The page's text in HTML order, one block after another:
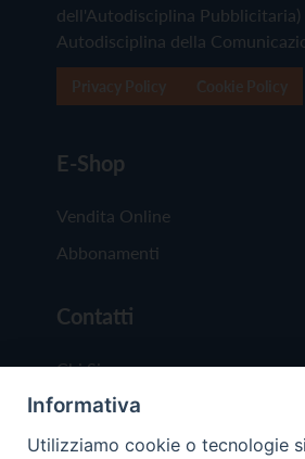
dell'Autodisciplina
Autodisciplina della
E-Shop
Vendita Online
Abbonamenti
Contatti
Chi Siamo
Redazione
Scrivici
Informativa
Utilizziamo cookie o tecnologie